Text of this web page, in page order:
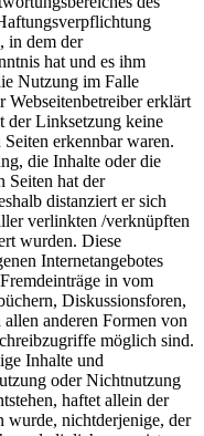
in dem der
hat und es ihm
Nutzung im Falle
erklärt
der Linksetzung keine
erkennbar waren.
die Inhalte oder die
Seiten hat der
distanziert er sich
verlinkten /verknüpften
wurden. Diese
Internetangebotes
in vom
Diskussionsforen,
anderen Formen von
möglich sind.
Inhalte und
oder Nichtnutzung
haftet allein der
wurde, nichtderjenige, der